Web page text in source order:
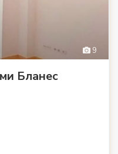
9
Бланес